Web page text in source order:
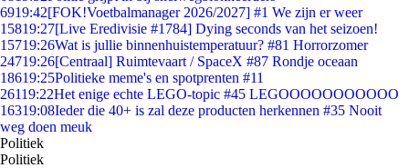
6919:42[FOK!Voetbalmanager 2026/2027] #1 We zijn er weer
15819:27[Live Eredivisie #1784] Dying seconds van het seizoen!
15719:26Wat is jullie binnenhuistemperatuur? #81 Horrorzomer
24719:26[Centraal] Ruimtevaart / SpaceX #87 Rondje oceaan
18619:25Politieke meme's en spotprenten #11
26119:22Het enige echte LEGO-topic #45 LEGOOOOOOOOOOO
16319:08Ieder die 40+ is zal deze producten herkennen #35 Nooit
weg doen meuk
Politiek
Politiek